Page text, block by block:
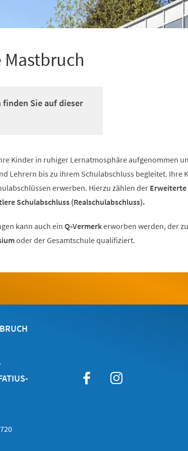
Sie auf dieser
Kinder in ruhiger Lernatmosphäre aufgenommen
Lehrern bis zu ihrem Schulabschluss begleitet. Ihre
erwerben. Hierzu zählen der Erweiterte
Schulabschluss (Realschulabschluss).
kann auch ein Q-Vermerkerworben werden, der
oder der Gesamtschule qualifiziert.